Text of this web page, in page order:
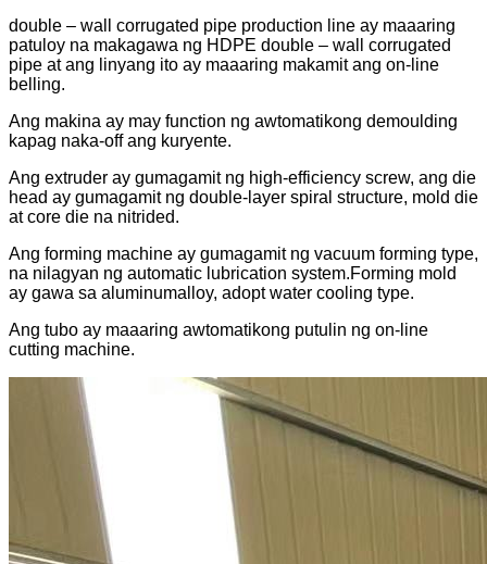
double – wall corrugated pipe production line ay maaaring
patuloy na makagawa ng HDPE double – wall corrugated
pipe at ang linyang ito ay maaaring makamit ang on-line
belling.
Ang makina ay may function ng awtomatikong demoulding
kapag naka-off ang kuryente.
Ang extruder ay gumagamit ng high-efficiency screw, ang die
head ay gumagamit ng double-layer spiral structure, mold die
at core die na nitrided.
Ang forming machine ay gumagamit ng vacuum forming type,
na nilagyan ng automatic lubrication system.Forming mold
ay gawa sa aluminumalloy, adopt water cooling type.
Ang tubo ay maaaring awtomatikong putulin ng on-line
cutting machine.